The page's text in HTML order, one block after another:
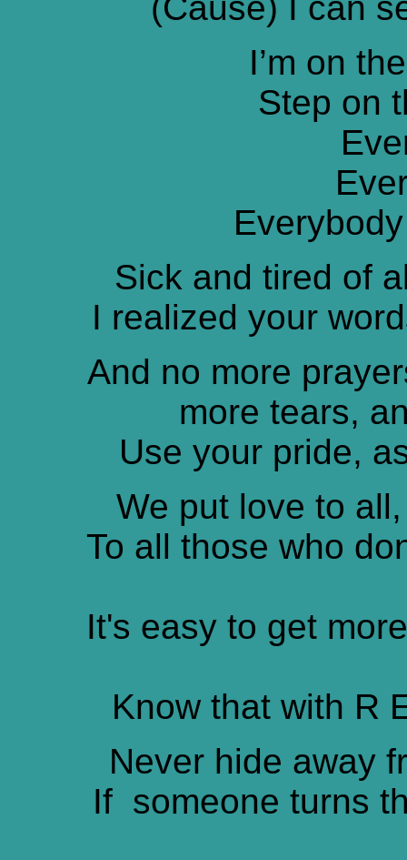
(Cause) I can
I’m on
Step on
Sick and tired of
I realized your
And no more
more tears,
Use your pride,
We put love to
To all those who
It's easy to get
Know that with R
Never hide away
If someone turns